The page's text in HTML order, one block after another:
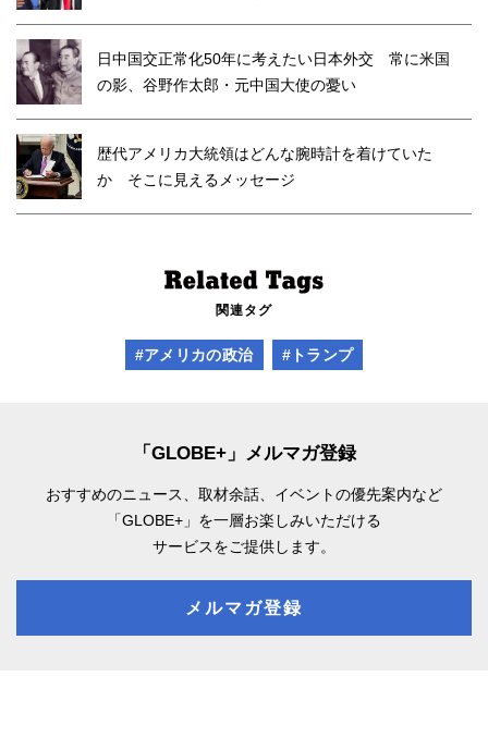
日中国交正常化50年に考えたい日本外交 常に米国
の影、谷野作太郎・元中国大使の憂い
歴代アメリカ大統領はどんな腕時計を着けていた
か そこに見えるメッセージ
関連タグ
#アメリカの政治 #トランプ
「GLOBE+」メルマガ登録
おすすめのニュース、取材余話、 イベントの優先案内など
「GLOBE+」を一層お楽しみいただける
サービスをご提供します。
メルマガ登録